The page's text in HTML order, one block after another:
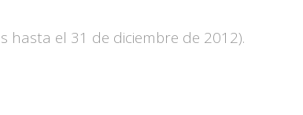
hasta el 31 de diciembre de 2012).